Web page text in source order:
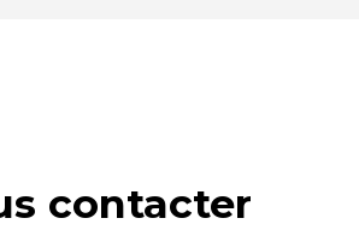
contacter